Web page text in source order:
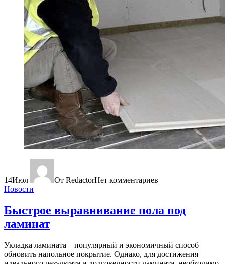
14Июл От RedactorНет комментариев
Новости
Быстрое выравнивание пола под
ламинат
Укладка ламината – популярный и экономичный способ
обновить напольное покрытие. Однако, для достижения